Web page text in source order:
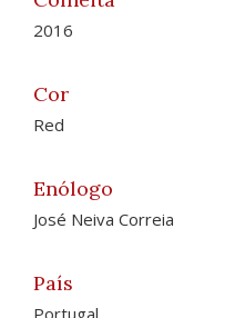
2016
Cor
Red
Enólogo
José Neiva Correia
País
Portugal